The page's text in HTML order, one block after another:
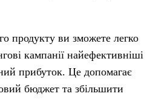
продукту ви зможете легко
кампанії найефективніші
прибуток. Це допомагає
бюджет та збільшити